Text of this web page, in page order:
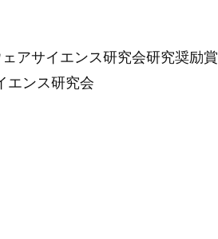
アサイエンス研究会研究奨励賞
エンス研究会